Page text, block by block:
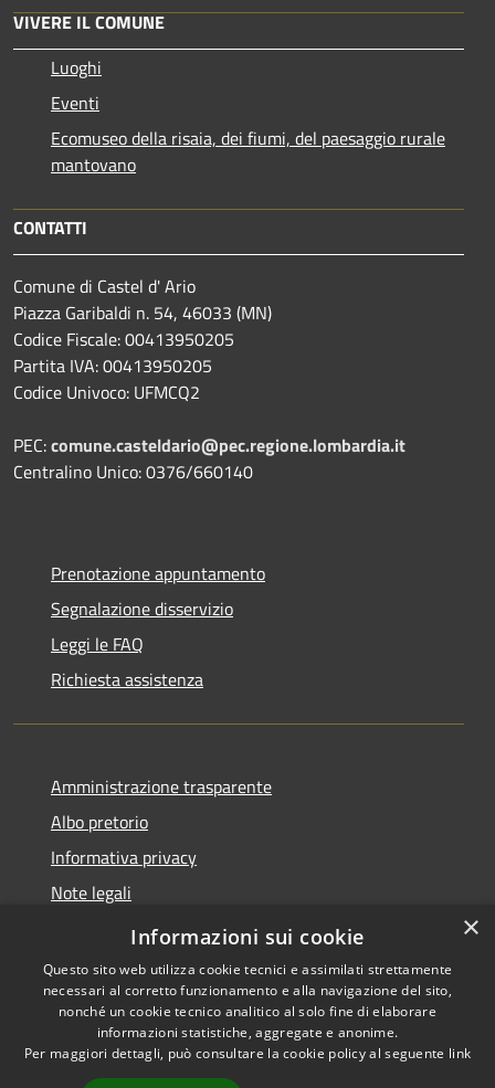
VIVERE IL COMUNE
Luoghi
Eventi
Ecomuseo della risaia, dei fiumi, del paesaggio rurale
mantovano
CONTATTI
Comune di Castel d' Ario
Piazza Garibaldi n. 54, 46033 (MN)
Codice Fiscale: 00413950205
Partita IVA: 00413950205
Codice Univoco: UFMCQ2
PEC:comune.casteldario@pec.regione.lombardia.it
Centralino Unico: 0376/660140
Prenotazione appuntamento
Segnalazione disservizio
Leggi le FAQ
Richiesta assistenza
Amministrazione trasparente
Albo pretorio
Informativa privacy
Note legali
Dichiarazione di accessibilità
Accessibilità
Copyright © 2026 • Comune di
Castel d'Ario • Powered by
×
Informazioni sui cookie
Questo sito web utilizza cookie tecnici e assimilati strettamente
necessari al corretto funzionamento e alla navigazione del sito,
nonché un cookie tecnico analitico al solo fine di elaborare
informazioni statistiche, aggregate e anonime.
Per maggiori dettagli, può consultare la cookie policy al seguente link